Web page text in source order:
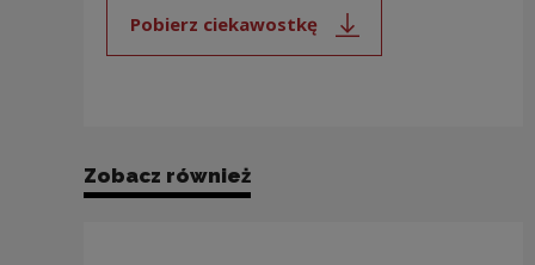
Pobierz ciekawostkę
Uwaga, link zostanie otwarty
Zobacz również